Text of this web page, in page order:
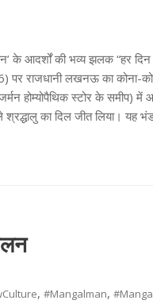
के आदर्शों की भव्य झलक “हर
राजधानी लखनऊ का कोना-
होम्योपैथिक स्टोर के समीप) में
का दिल जीत लिया। यह
, #Mangalman,